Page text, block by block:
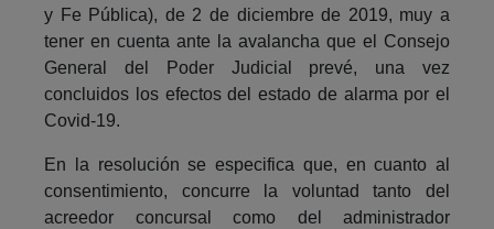
y Fe Pública), de 2 de diciembre de 2019, muy a
tener en cuenta ante la avalancha que el Consejo
General del Poder Judicial prevé, una vez
concluidos los efectos del estado de alarma por el
Covid-19.
En la resolución se especifica que, en cuanto al
consentimiento, concurre la voluntad tanto del
acreedor concursal como del administrador